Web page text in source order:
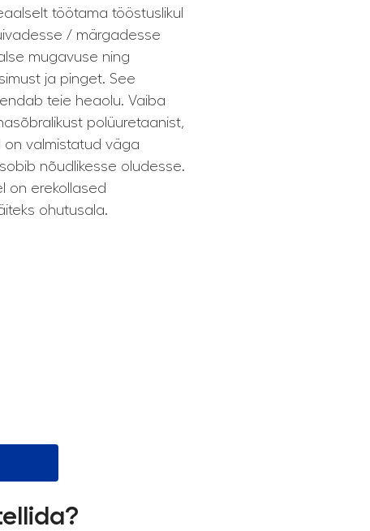
töötama tööstuslikul
/ märgadesse
mugavuse ning
ja pinget. See
teie heaolu. Vaiba
polüuretaanist,
on valmistatud väga
nõudlikesse oludesse.
on erekollased
ohutusala.